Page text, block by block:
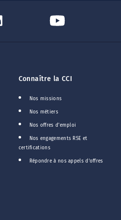
Connaître la CCI
Nos missions
Nos métiers
Nos offres d'emploi
Nos engagements RSE et
certifications
Répondre à nos appels d'offres